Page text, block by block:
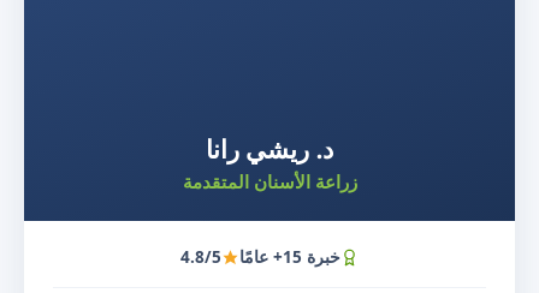
د. ريشي رانا
زراعة الأسنان المتقدمة
خبرة 15+ عامًا 4.8/5